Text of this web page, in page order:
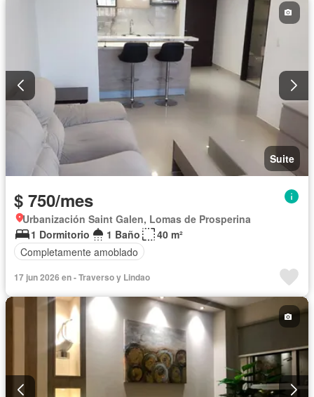
Suite
$ 750/mes
Urbanización Saint Galen, Lomas de Prosperina
1 Dormitorio
1 Baño
40 m²
Completamente amoblado
17 jun 2026 en - Traverso y Lindao